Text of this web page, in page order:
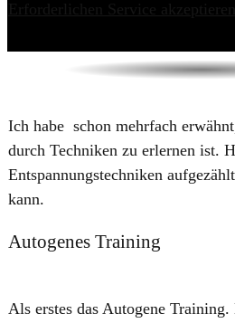
​​Ich habe ​ schon mehrfach
durch Techniken zu erlernen ist.
Entspannungstechniken
kann.
Autogenes Training
Als erstes das Autogene